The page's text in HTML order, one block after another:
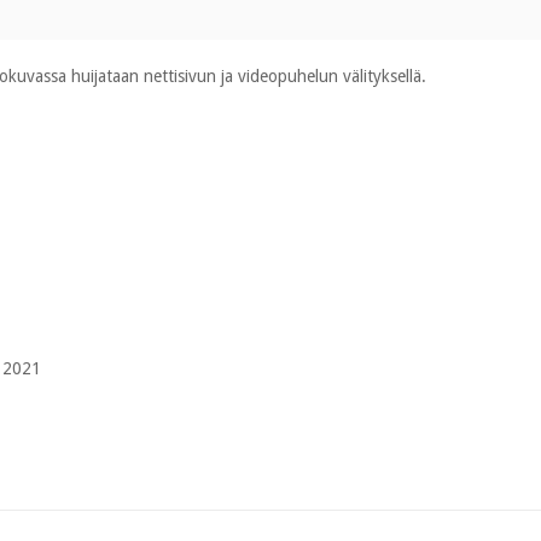
huijataan nettisivun ja videopuhelun välityksellä.